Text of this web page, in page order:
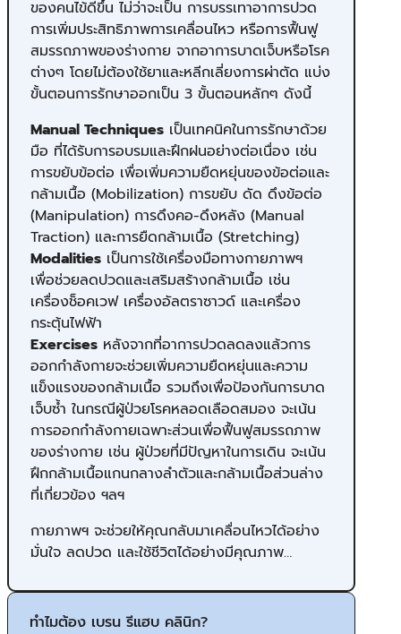
ของคนไข้ดีขึ้น ไม่ว่าจะเป็น การบรรเทาอาการปวด
การเพิ่มประสิทธิภาพการเคลื่อนไหว หรือการฟื้นฟู
สมรรถภาพของร่างกาย จากอาการบาดเจ็บหรือโรค
ต่างๆ โดยไม่ต้องใช้ยาและหลีกเลี่ยงการผ่าตัด แบ่ง
ขั้นตอนการรักษาออกเป็น 3 ขั้นตอนหลักๆ ดังนี้
Manual Techniques เป็นเทคนิคในการรักษาด้วย
มือ ที่ได้รับการอบรมและฝึกฝนอย่างต่อเนื่อง เช่น
การขยับข้อต่อ เพื่อเพิ่มความยืดหยุ่นของข้อต่อและ
กล้ามเนื้อ (Mobilization) การขยับ ดัด ดึงข้อต่อ
(Manipulation) การดึงคอ-ดึงหลัง (Manual
Traction) และการยืดกล้ามเนื้อ (Stretching)
Modalities เป็นการใช้เครื่องมือทางกายภาพฯ
เพื่อช่วยลดปวดและเสริมสร้างกล้ามเนื้อ เช่น
เครื่องช็อคเวฟ เครื่องอัลตราซาวด์ และเครื่อง
กระตุ้นไฟฟ้า
Exercises หลังจากที่อาการปวดลดลงแล้ว​การ
ออกกำลังกายจะช่วยเพิ่มความยืดหยุ่นและความ
แข็งแรงของกล้ามเนื้อ รวมถึงเพื่อป้องกันการบาด
เจ็บซ้ำ ในกรณีผู้ป่วยโรคหลอดเลือดสมอง จะเน้น
การออกกำลังกายเฉพาะส่วนเพื่อฟื้นฟูสมรรถภาพ
ของร่างกาย เช่น ผู้ป่วยที่มีปัญหาในการเดิน จะเน้น
ฝึกกล้ามเนื้อแกนกลางลำตัวและกล้ามเนื้อส่วนล่าง
ที่เกี่ยวข้อง ฯลฯ
กายภาพฯ จะช่วยให้คุณกลับมาเคลื่อนไหวได้อย่าง
มั่นใจ ลดปวด และใช้ชีวิตได้อย่างมีคุณภาพ…
ทำไมต้อง เบรน รีแฮบ คลินิก?